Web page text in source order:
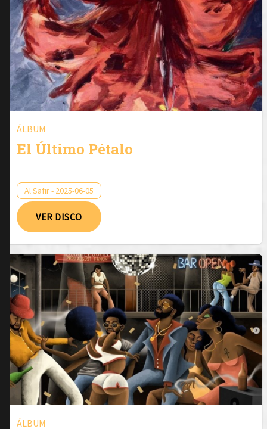
ÁLBUM
El Último Pétalo
Al Safir - 2025-06-05
VER DISCO
ÁLBUM